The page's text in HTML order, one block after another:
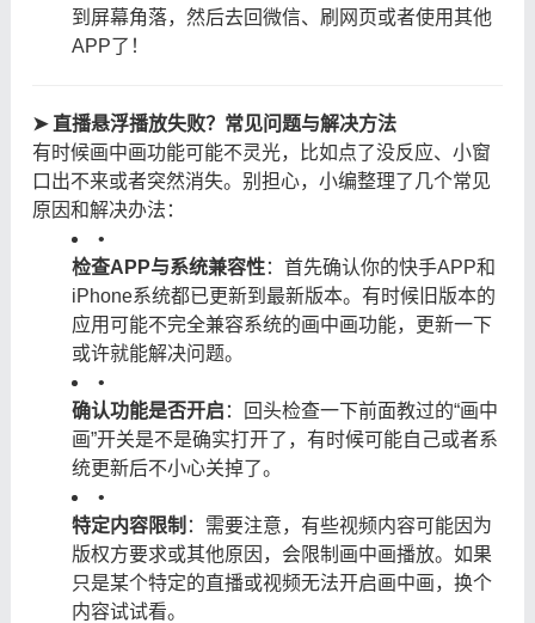
到屏幕角落，然后去回微信、刷网页或者使用其他
APP了！
➤ 直播悬浮播放失败？常见问题与解决方法
有时候画中画功能可能不灵光，比如点了没反应、小窗
口出不来或者突然消失。别担心，小编整理了几个常见
原因和解决办法：
•
检查APP与系统兼容性：首先确认你的快手APP和
iPhone系统都已更新到最新版本。有时候旧版本的
应用可能不完全兼容系统的画中画功能，更新一下
或许就能解决问题。
•
确认功能是否开启 ：回头检查一下前面教过的“画中
画”开关是不是确实打开了，有时候可能自己或者系
统更新后不小心关掉了。
•
特定内容限制 ：需要注意，有些视频内容可能因为
版权方要求或其他原因，会限制画中画播放。如果
只是某个特定的直播或视频无法开启画中画，换个
内容试试看。